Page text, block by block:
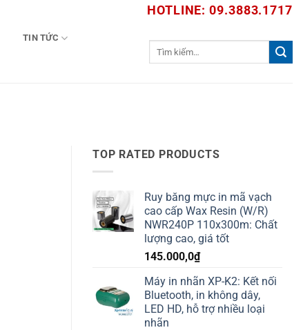
HOTLINE: 09.3883.1717
TIN TỨC
TOP RATED PRODUCTS
Ruy băng mực in mã vạch
cao cấp Wax Resin (W/R)
NWR240P 110x300m: Chất
lượng cao, giá tốt
145.000,0₫
Máy in nhãn XP-K2: Kết nối
Bluetooth, in không dây,
LED HD, hỗ trợ nhiều loại
nhãn